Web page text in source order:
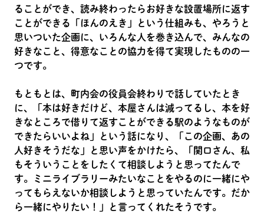
ることができ、読み終わったらお好きな設置場所に返す
ことができる「ほんのえき」という仕組みも、やろうと
思いついた企画に、いろんな人を巻き込んで、みんなの
好きなこと、得意なことの協力を得て実現したものの一
つです。
もともとは、町内会の役員会終わりで話していたとき
に、「本は好きだけど、本屋さんは減ってるし、本を好
きなところで借りて返すことができる駅のようなものが
できたらいいよね」という話になり、「この企画、あの
人好きそうだな」と思い声をかけたら、「関口さん、私
もそういうことをしたくて相談しようと思ってたんで
す。ミニライブラリーみたいなことをやるのに一緒にや
ってもらえないか相談しようと思っていたんです。だか
ら一緒にやりたい！」と言ってくれたそうです。